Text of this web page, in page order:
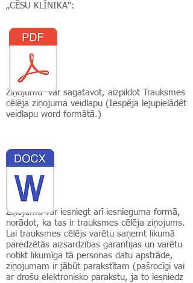
„CĒSU KLĪNIKA":
Ziņojumu var sagatavot, aizpildot
Trauksmes
cēlēja ziņojuma veidlapu (Iespēja lejupielādēt
veidlapu word formātā.)
Ziņojumu var iesniegt arī iesnieguma formā,
norādot, ka tas ir trauksmes cēlēja ziņojums.
Lai trauksmes cēlējs varētu saņemt likumā
paredzētās aizsardzības garantijas un varētu
notikt likumīga tā personas datu apstrāde,
ziņojumam ir jābūt parakstītam (pašrocīgi vai
ar drošu elektronisko parakstu, ja to iesniedz